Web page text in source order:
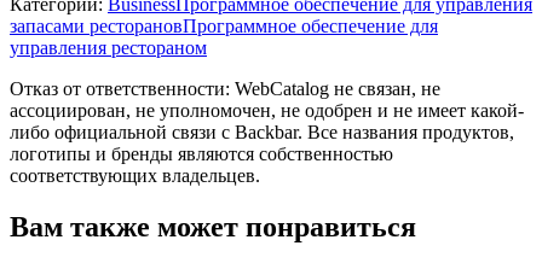
запасами ресторановПрограммное обеспечение для
управления рестораном
Отказ от ответственности: WebCatalog не связан, не
ассоциирован, не уполномочен, не одобрен и не имеет какой-
либо официальной связи с Backbar. Все названия продуктов,
логотипы и бренды являются собственностью
соответствующих владельцев.
Вам также может понравиться